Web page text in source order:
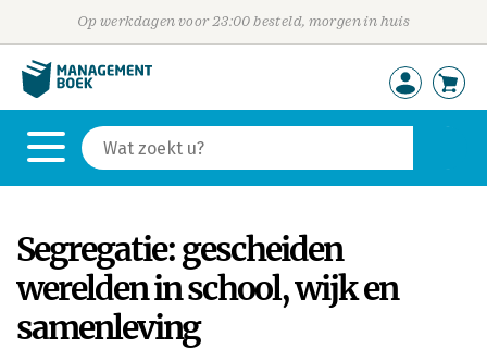
Op werkdagen voor 23:00 besteld, morgen in huis
Segregatie: gescheiden
werelden in school, wijk en
samenleving